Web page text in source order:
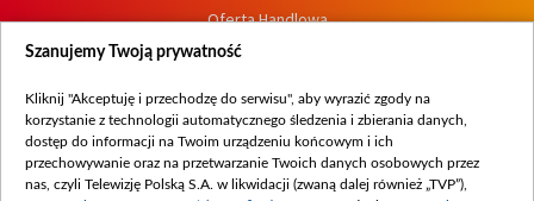
Oferta Handlowa
Dostępność
Procedura zgłoszeń wewnętrznych
Szanujemy Twoją prywatność
Kliknij "Akceptuję i przechodzę do serwisu", aby wyrazić zgody na
korzystanie z technologii automatycznego śledzenia i zbierania danych,
dostęp do informacji na Twoim urządzeniu końcowym i ich
przechowywanie oraz na przetwarzanie Twoich danych osobowych przez
nas, czyli Telewizję Polską S.A. w likwidacji (zwaną dalej również „TVP”),